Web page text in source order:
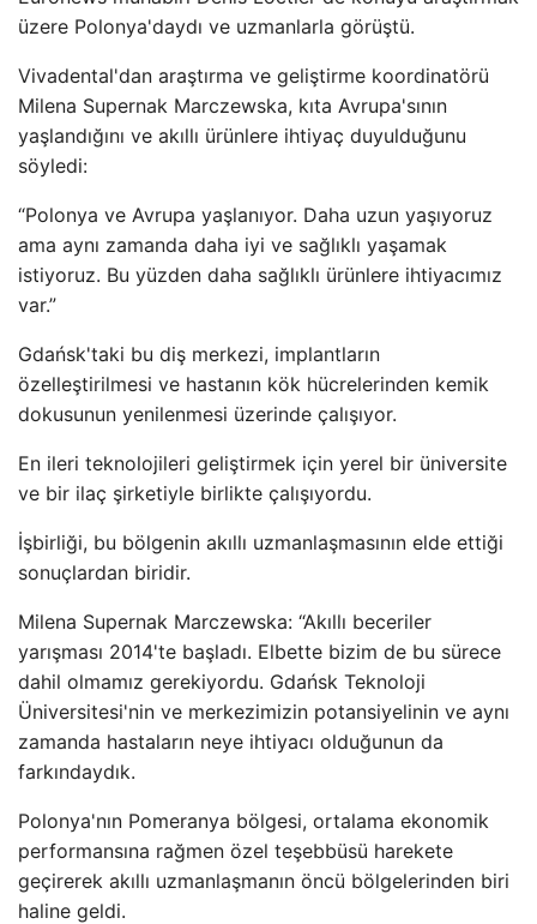
üzere Polonya'daydı ve uzmanlarla görüştü.
Vivadental'dan araştırma ve geliştirme koordinatörü
Milena Supernak Marczewska, kıta Avrupa'sının
yaşlandığını ve akıllı ürünlere ihtiyaç duyulduğunu
söyledi:
“Polonya ve Avrupa yaşlanıyor. Daha uzun yaşıyoruz
ama aynı zamanda daha iyi ve sağlıklı yaşamak
istiyoruz. Bu yüzden daha sağlıklı ürünlere ihtiyacımız
var.”
Gdańsk'taki bu diş merkezi, implantların
özelleştirilmesi ve hastanın kök hücrelerinden kemik
dokusunun yenilenmesi üzerinde çalışıyor.
En ileri teknolojileri geliştirmek için yerel bir üniversite
ve bir ilaç şirketiyle birlikte çalışıyordu.
İşbirliği, bu bölgenin akıllı uzmanlaşmasının elde ettiği
sonuçlardan biridir.
Milena Supernak Marczewska: “Akıllı beceriler
yarışması 2014'te başladı. Elbette bizim de bu sürece
dahil olmamız gerekiyordu. Gdańsk Teknoloji
Üniversitesi'nin ve merkezimizin potansiyelinin ve aynı
zamanda hastaların neye ihtiyacı olduğunun da
farkındaydık.
Polonya'nın Pomeranya bölgesi, ortalama ekonomik
performansına rağmen özel teşebbüsü harekete
geçirerek akıllı uzmanlaşmanın öncü bölgelerinden biri
haline geldi.